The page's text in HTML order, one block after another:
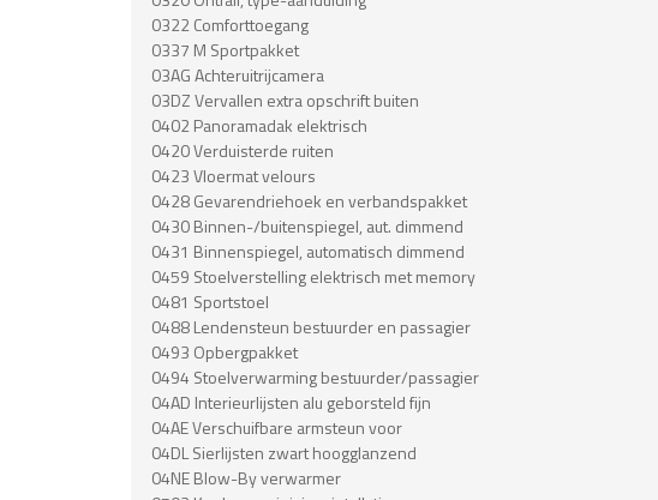
0322 Comforttoegang
0337 M Sportpakket
03AG Achteruitrijcamera
03DZ Vervallen extra opschrift buiten
0402 Panoramadak elektrisch
0420 Verduisterde ruiten
0423 Vloermat velours
0428 Gevarendriehoek en verbandspakket
0430 Binnen-/buitenspiegel, aut. dimmend
0431 Binnenspiegel, automatisch dimmend
0459 Stoelverstelling elektrisch met memory
0481 Sportstoel
0488 Lendensteun bestuurder en passagier
0493 Opbergpakket
0494 Stoelverwarming bestuurder/passagier
04AD Interieurlijsten alu geborsteld fijn
04AE Verschuifbare armsteun voor
04DL Sierlijsten zwart hoogglanzend
04NE Blow-By verwarmer